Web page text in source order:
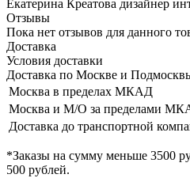
Екатерина Креатова дизайнер
Отзывы
Пока нет отзывов для данного
Доставка
Условия доставки
Доставка по Москве и
Москва в пределах МКАД
Москва и М/О за пределами
Доставка до транспортной
*Заказы на сумму меньше 3500
500 рублей.